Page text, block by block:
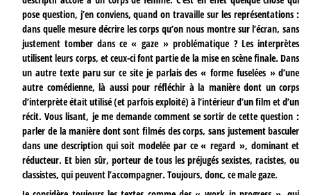
pose question, j’en conviens, quand on travaille sur les représentations :
dans quelle mesure décrire les corps qu’on nous montre sur l’écran, sans
justement tomber dans ce « gaze » problématique ? Les interprètes
utilisent leurs corps, et ceux-ci font partie de la mise en scène finale. Dans
un autre texte paru sur ce site je parlais des « forme fuselées » d’une
autre comédienne, là aussi pour réfléchir à la manière dont un corps
d’interprète était utilisé (et parfois exploité) à l’intérieur d’un film et d’un
récit. Vous lisant, je me demande comment se sortir de cette question :
parler de la manière dont sont filmés des corps, sans justement basculer
dans une description qui soit modelée par ce « regard », dominant et
réducteur. Et bien sûr, porteur de tous les préjugés sexistes, racistes, ou
classistes, qui peuvent l’accompagner. Toujours, donc, ce male gaze.